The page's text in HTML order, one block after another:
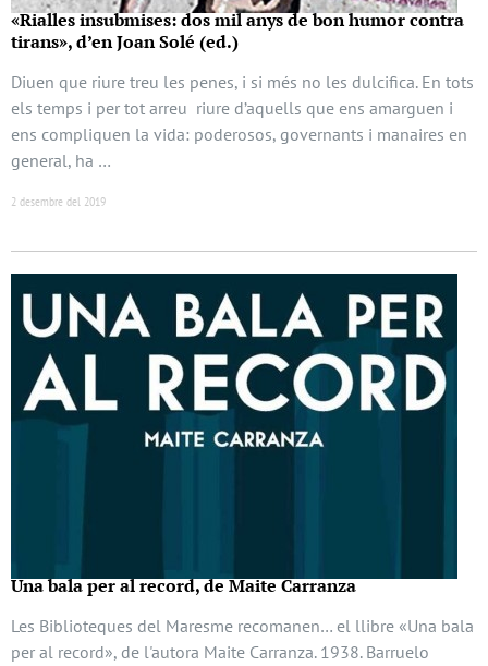
«Rialles insubmises: dos mil anys de bon humor contra
tirans», d’en Joan Solé (ed.)
Diuen que riure treu les penes, i si més no les dulcifica. En tots
els temps i per tot arreu riure d’aquells que ens amarguen i
ens compliquen la vida: poderosos, governants i manaires en
general, ha …
2 desembre del 2019
Una bala per al record, de Maite Carranza
Les Biblioteques del Maresme recomanen… el llibre «Una bala
per al record», de l'autora Maite Carranza. 1938. Barruelo